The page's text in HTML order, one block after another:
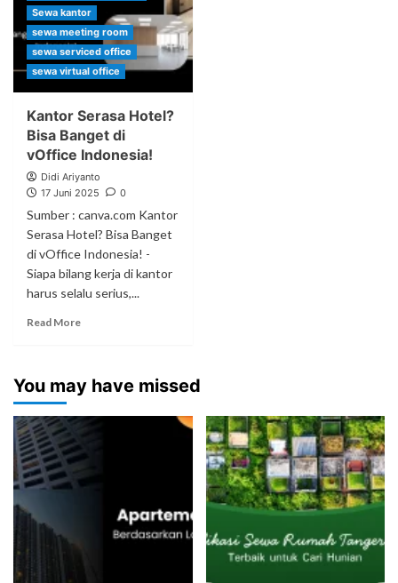
Sewa kantor
sewa meeting room
sewa serviced office
sewa virtual office
Kantor Serasa Hotel?
Bisa Banget di
vOffice Indonesia!
Didi Ariyanto
17 Juni 2025
0
Sumber : canva.com Kantor
Serasa Hotel? Bisa Banget
di vOffice Indonesia! -
Siapa bilang kerja di kantor
harus selalu serius,...
Read More
You may have missed